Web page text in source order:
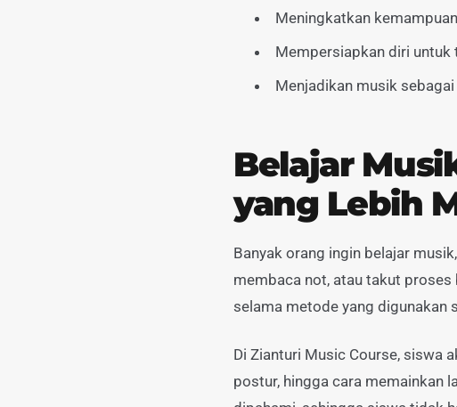
Meningkatkan
Mempersiapkan diri untuk
Menjadikan musik
Belajar
yang Lebih
Banyak orang ingin belajar
membaca not, atau takut
selama metode yang digunakan
Di Zianturi Music Course, siswa
postur, hingga cara memainkan